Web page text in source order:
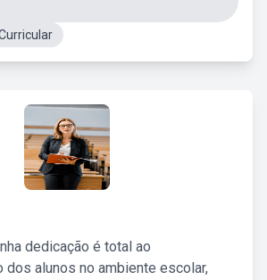
dedicação é total ao
alunos no ambiente escolar,